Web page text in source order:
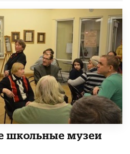
школьные музеи